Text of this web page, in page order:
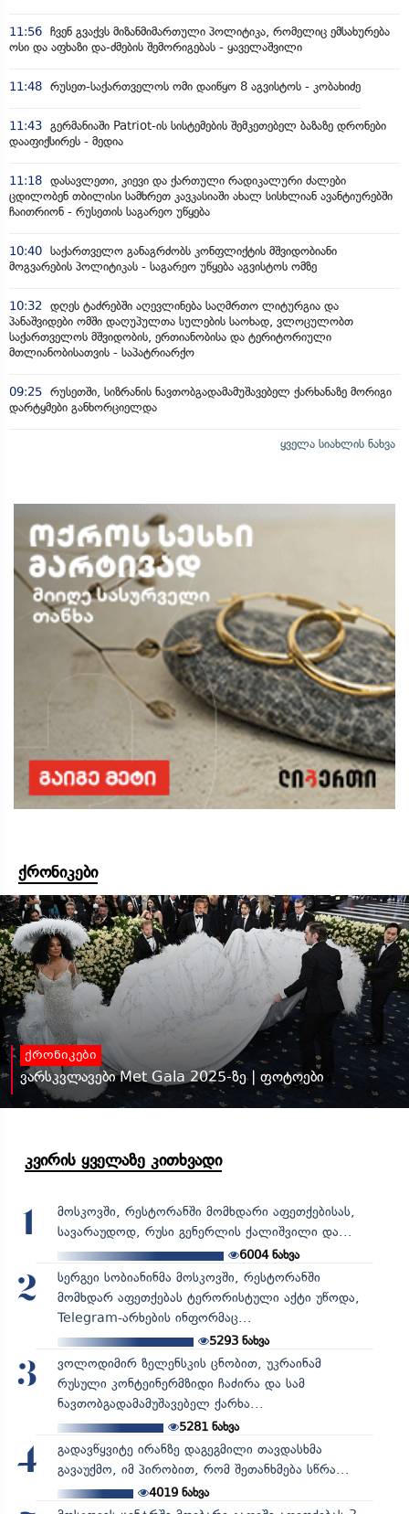
11:56 ჩვენ გვაქვს მიზანმიმართული პოლიტიკა, რომელიც ემსახურება
ოსი და აფხაზი და-ძმების შემორიგებას - ყაველაშვილი
11:48 რუსეთ-საქართველოს ომი დაიწყო 8 აგვისტოს - კობახიძე
11:43 გერმანიაში Patriot-ის სისტემების შემკეთებელ ბაზაზე დრონები
დააფიქსირეს - მედია
11:18 დასავლეთი, კიევი და ქართული რადიკალური ძალები
ცდილობენ თბილისი სამხრეთ კავკასიაში ახალ სისხლიან ავანტიურებში
ჩაითრიონ - რუსეთის საგარეო უწყება
10:40 საქართველო განაგრძობს კონფლიქტის მშვიდობიანი
მოგვარების პოლიტიკას - საგარეო უწყება აგვისტოს ომზე
10:32
დღეს ტაძრებში აღევლინება საღმრთო ლიტურგია და
პანაშვიდები ომში დაღუპულთა სულების საოხად, ვლოცულობთ
საქართველოს მშვიდობის, ერთიანობისა და ტერიტორიული
მთლიანობისათვის - საპატრიარქო
09:25 რუსეთში, სიზრანის ნავთობგადამამუშავებელ ქარხანაზე მორიგი
დარტყმები განხორციელდა
ყველა სიახლის ნახვა
ქრონიკები
ქრონიკები
ვარსკვლავები Met Gala 2025-ზე | ფოტოები
კვირის ყველაზე კითხვადი
1
მოსკოვში, რესტორანში მომხდარი აფეთქებისას,
სავარაუდოდ, რუსი გენერლის ქალიშვილი და...
6004ნახვა
2
სერგეი სობიანინმა მოსკოვში, რესტორანში
მომხდარ აფეთქებას ტერორისტული აქტი უწოდა,
Telegram-არხების ინფორმაც...
5293ნახვა
3
ვოლოდიმირ ზელენსკის ცნობით, უკრაინამ
რუსული კონტეინერმზიდი ჩაძირა და სამ
ნავთობგადამამუშავებელ ქარხა...
5281ნახვა
4
გადავწყვიტე ირანზე დაგეგმილი თავდასხმა
გავაუქმო, იმ პირობით, რომ შეთანხმება სწრა...
4019ნახვა